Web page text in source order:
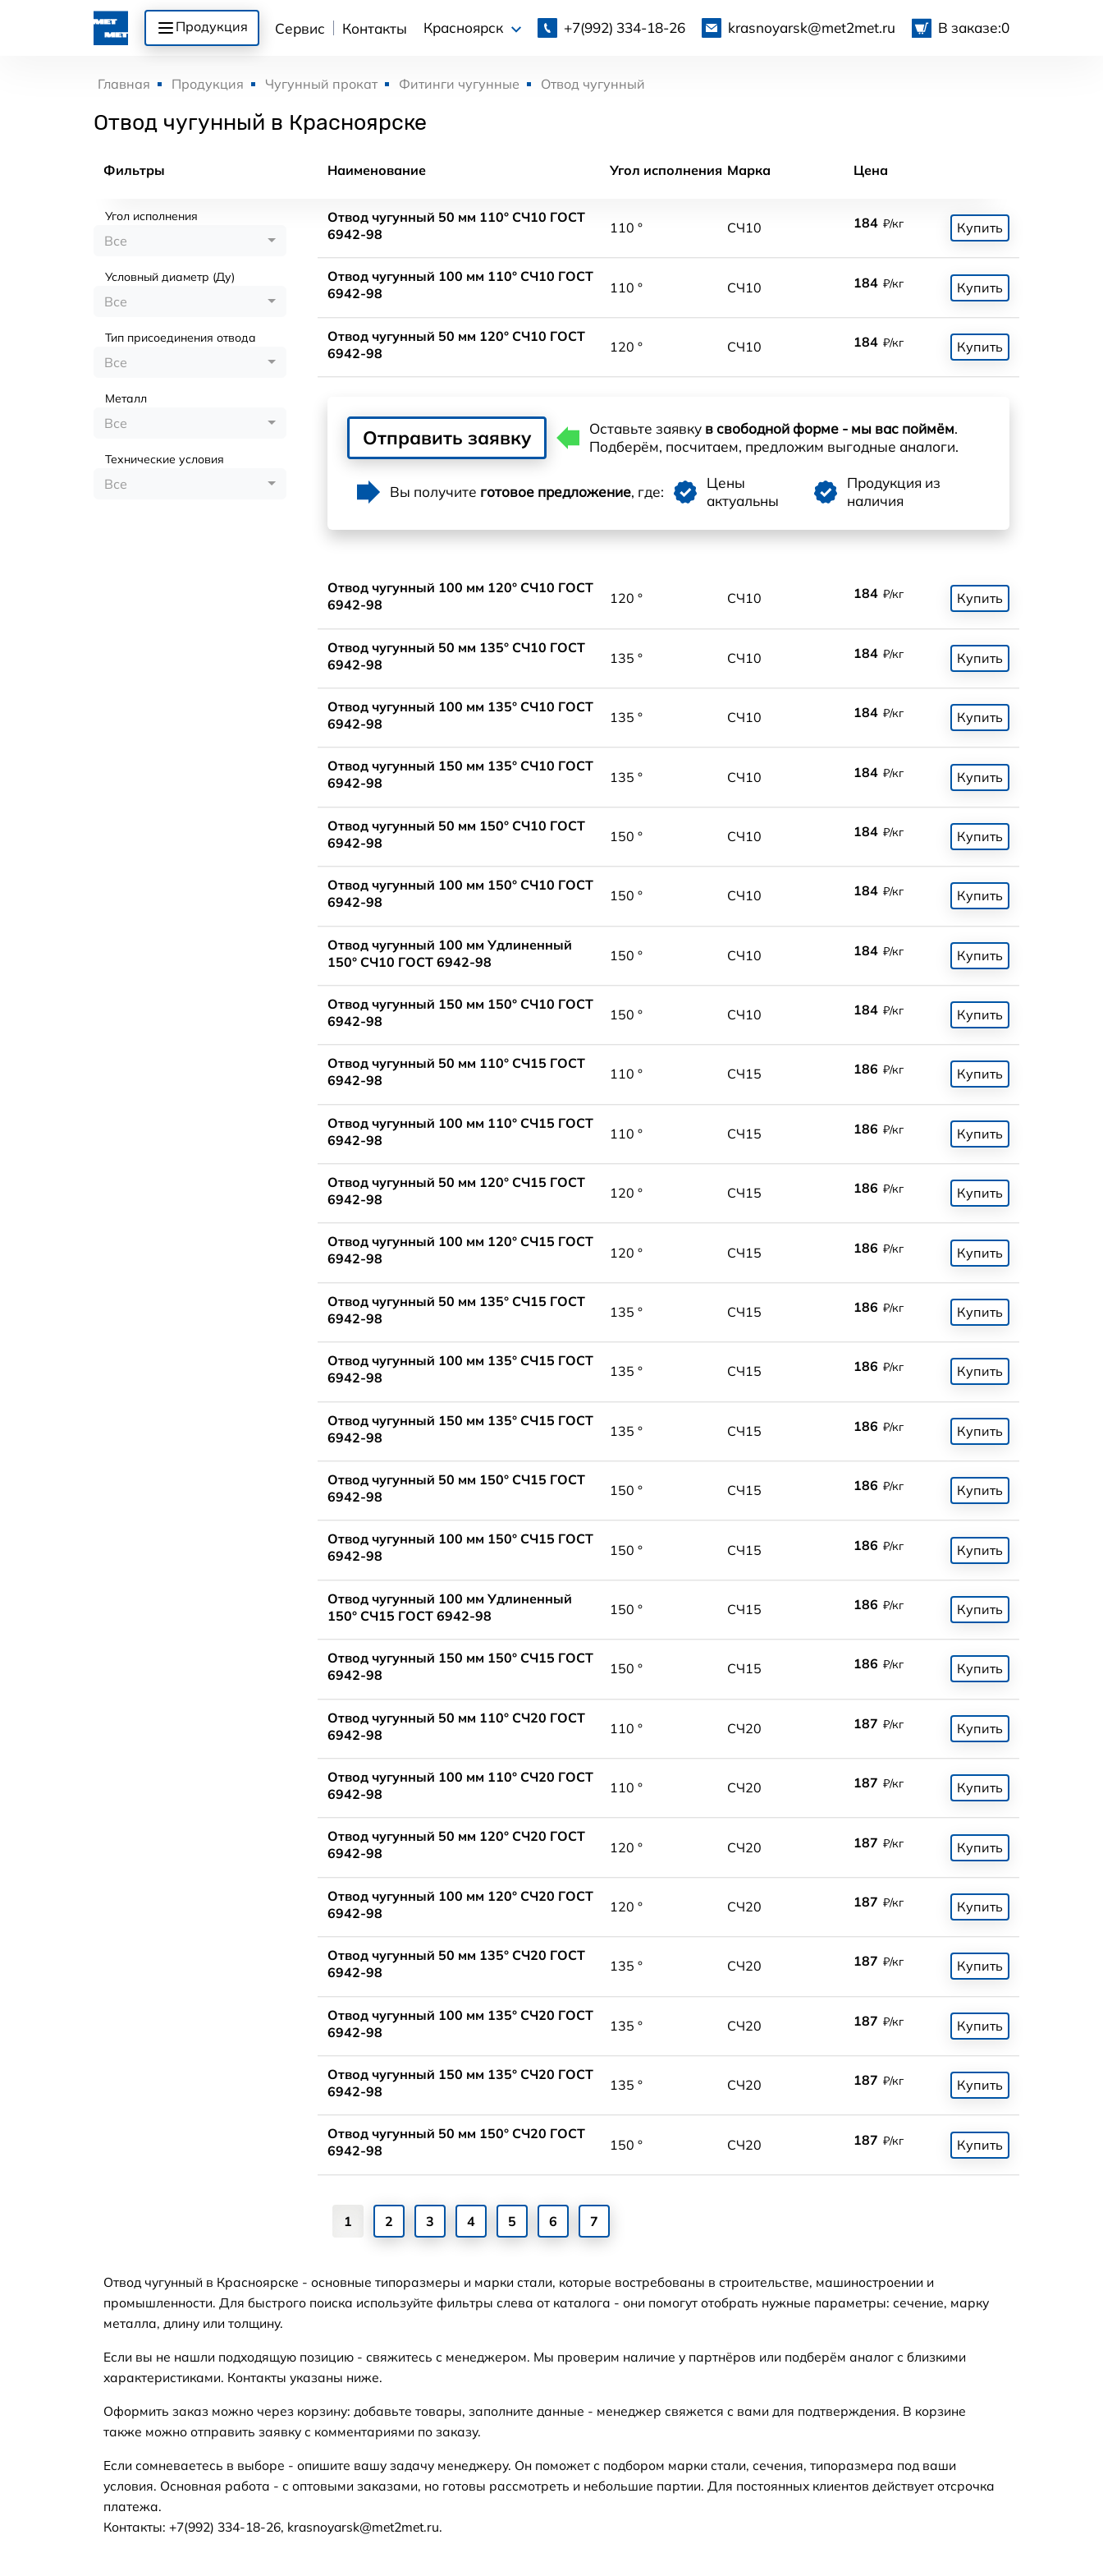
Продукция Сервис Контакты Красноярск +7(992) 334-18-26 krasnoyarsk@met2met.ru В заказе:0
Главная Продукция Чугунный прокат Фитинги чугунные Отвод чугунный
Отвод чугунный в Красноярске
Фильтры Наименование Угол исполнения Марка Цена
Угол исполнения
Все
Условный диаметр (Ду)
Все
Тип присоединения отвода
Все
Металл
Все
Технические условия
Все
Отвод чугунный 50 мм 110° СЧ10 ГОСТ
6942-98
110 ° СЧ10 184 ₽/кг Купить
Отвод чугунный 100 мм 110° СЧ10 ГОСТ
6942-98
110 ° СЧ10 184 ₽/кг Купить
Отвод чугунный 50 мм 120° СЧ10 ГОСТ
6942-98
120 ° СЧ10 184 ₽/кг Купить
Отправить заявку Оставьте заявку в свободной форме - мы вас поймём.
Подберём, посчитаем, предложим выгодные аналоги.
Вы получите готовое предложение, где:
Цены
актуальны
Продукция из
наличия
Отвод чугунный 100 мм 120° СЧ10 ГОСТ
6942-98
120 ° СЧ10 184 ₽/кг Купить
Отвод чугунный 50 мм 135° СЧ10 ГОСТ
6942-98
135 ° СЧ10 184 ₽/кг Купить
Отвод чугунный 100 мм 135° СЧ10 ГОСТ
6942-98
135 ° СЧ10 184 ₽/кг Купить
Отвод чугунный 150 мм 135° СЧ10 ГОСТ
6942-98
135 ° СЧ10 184 ₽/кг Купить
Отвод чугунный 50 мм 150° СЧ10 ГОСТ
6942-98
150 ° СЧ10 184 ₽/кг Купить
Отвод чугунный 100 мм 150° СЧ10 ГОСТ
6942-98
150 ° СЧ10 184 ₽/кг Купить
Отвод чугунный 100 мм Удлиненный
150° СЧ10 ГОСТ 6942-98
150 ° СЧ10 184 ₽/кг Купить
Отвод чугунный 150 мм 150° СЧ10 ГОСТ
6942-98
150 ° СЧ10 184 ₽/кг Купить
Отвод чугунный 50 мм 110° СЧ15 ГОСТ
6942-98
110 ° СЧ15 186 ₽/кг Купить
Отвод чугунный 100 мм 110° СЧ15 ГОСТ
6942-98
110 ° СЧ15 186 ₽/кг Купить
Отвод чугунный 50 мм 120° СЧ15 ГОСТ
6942-98
120 ° СЧ15 186 ₽/кг Купить
Отвод чугунный 100 мм 120° СЧ15 ГОСТ
6942-98
120 ° СЧ15 186 ₽/кг Купить
Отвод чугунный 50 мм 135° СЧ15 ГОСТ
6942-98
135 ° СЧ15 186 ₽/кг Купить
Отвод чугунный 100 мм 135° СЧ15 ГОСТ
6942-98
135 ° СЧ15 186 ₽/кг Купить
Отвод чугунный 150 мм 135° СЧ15 ГОСТ
6942-98
135 ° СЧ15 186 ₽/кг Купить
Отвод чугунный 50 мм 150° СЧ15 ГОСТ
6942-98
150 ° СЧ15 186 ₽/кг Купить
Отвод чугунный 100 мм 150° СЧ15 ГОСТ
6942-98
150 ° СЧ15 186 ₽/кг Купить
Отвод чугунный 100 мм Удлиненный
150° СЧ15 ГОСТ 6942-98
150 ° СЧ15 186 ₽/кг Купить
Отвод чугунный 150 мм 150° СЧ15 ГОСТ
6942-98
150 ° СЧ15 186 ₽/кг Купить
Отвод чугунный 50 мм 110° СЧ20 ГОСТ
6942-98
110 ° СЧ20 187 ₽/кг Купить
Отвод чугунный 100 мм 110° СЧ20 ГОСТ
6942-98
110 ° СЧ20 187 ₽/кг Купить
Отвод чугунный 50 мм 120° СЧ20 ГОСТ
6942-98
120 ° СЧ20 187 ₽/кг Купить
Отвод чугунный 100 мм 120° СЧ20 ГОСТ
6942-98
120 ° СЧ20 187 ₽/кг Купить
Отвод чугунный 50 мм 135° СЧ20 ГОСТ
6942-98
135 ° СЧ20 187 ₽/кг Купить
Отвод чугунный 100 мм 135° СЧ20 ГОСТ
6942-98
135 ° СЧ20 187 ₽/кг Купить
Отвод чугунный 150 мм 135° СЧ20 ГОСТ
6942-98
135 ° СЧ20 187 ₽/кг Купить
Отвод чугунный 50 мм 150° СЧ20 ГОСТ
6942-98
150 ° СЧ20 187 ₽/кг Купить
1 2 3 4 5 6 7
Отвод чугунный в Красноярске - основные типоразмеры и марки стали, которые востребованы в строительстве, машиностроении и
промышленности. Для быстрого поиска используйте фильтры слева от каталога - они помогут отобрать нужные параметры: сечение, марку
металла, длину или толщину.
Если вы не нашли подходящую позицию - свяжитесь с менеджером. Мы проверим наличие у партнёров или подберём аналог с близкими
характеристиками. Контакты указаны ниже.
Оформить заказ можно через корзину: добавьте товары, заполните данные - менеджер свяжется с вами для подтверждения. В корзине
также можно отправить заявку с комментариями по заказу.
Если сомневаетесь в выборе - опишите вашу задачу менеджеру. Он поможет с подбором марки стали, сечения, типоразмера под ваши
условия. Основная работа - с оптовыми заказами, но готовы рассмотреть и небольшие партии. Для постоянных клиентов действует отсрочка
платежа.
Контакты: +7(992) 334-18-26, krasnoyarsk@met2met.ru.